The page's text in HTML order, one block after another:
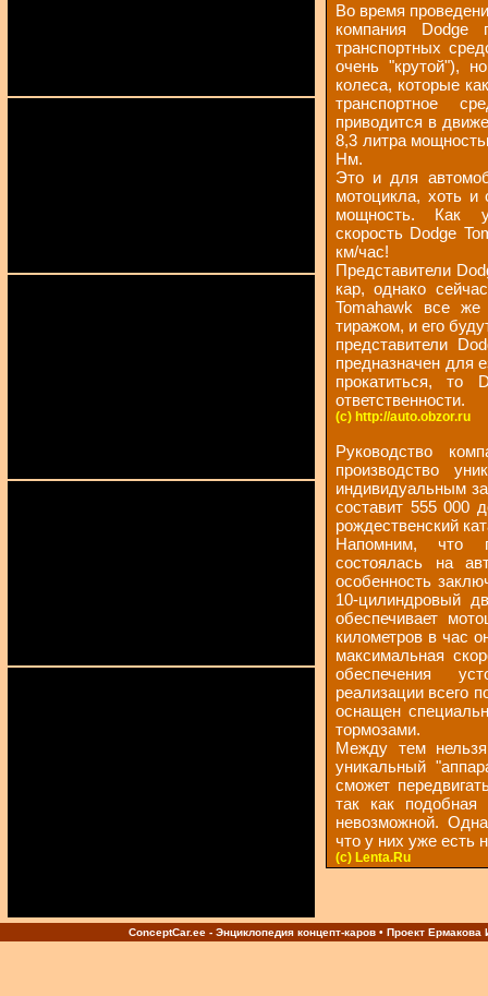
Во время
компания Dodge
транспортных
очень "крутой"),
колеса, которые
транспортное
приводится в
8,3 литра
Нм.
Это и для
мотоцикла, хоть
мощность. Как
скорость Dodge
км/час!
Представители
кар, однако
Tomahawk все же
тиражом, и его
представители
предназначен для
прокатиться, то
ответственности.
(c) http://auto.obzor.ru
Руководство
производство
индивидуальным
составит 555 000
рождественский
Напомним, что
состоялась на
особенность
10-цилиндровый
обеспечивает
километров в час
максимальная
обеспечения
реализации всего
оснащен
тормозами.
Между тем
уникальный
сможет
так как подобная
невозможной.
что у них уже есть
(c) Lenta.Ru
ConceptCar.ee - Энциклопедия концепт-каров • Проект Ермакова